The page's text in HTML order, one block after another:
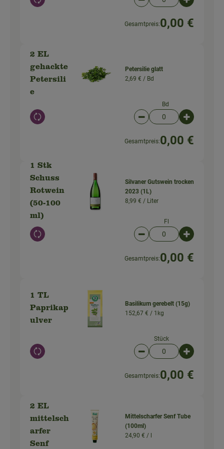
Auswahl ändern Artikelanzahl
Gesamtpreis:0,00 €
2 EL
gehackte
Petersili
e
Auswahl ändern
Petersilie glatt
2,69 € / Bd
Bd
Artikelanzahl
Gesamtpreis:0,00 €
1 Stk
Schuss
Rotwein
(50-100
ml)
Auswahl ändern
Silvaner Gutswein trocken
2023 (1L)
8,99 € / Liter
Fl
Artikelanzahl
Gesamtpreis:0,00 €
1 TL
Paprikap
ulver
Auswahl ändern
Basilikum gerebelt (15g)
152,67 € / 1kg
Stück
Artikelanzahl
Gesamtpreis:0,00 €
2 EL
mittelsch
arfer
Senf
Mittelscharfer Senf Tube
(100ml)
24,90 € / l